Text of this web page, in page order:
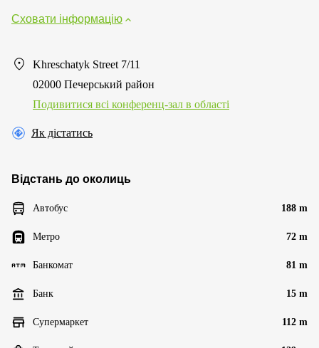
Сховати інформацію
Khreschatyk Street 7/11
02000 Печерський район
Подивитися всі конференц-зал в області
Як дістатись
Відстань до околиць
Автобус 188 m
Метро 72 m
Банкомат 81 m
Банк 15 m
Супермаркет 112 m